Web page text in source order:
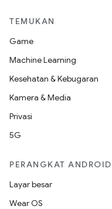
TEMUKAN
Game
Machine Learning
Kesehatan & Kebugaran
Kamera & Media
Privasi
5G
PERANGKAT ANDROID
Layar besar
Wear OS